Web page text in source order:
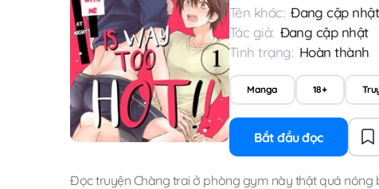
Tên khác: Đang cập nhật
Tác giả: Đang cập nhật
Tình trạng: Hoàn thành
Manga 18+
Bắt đầu đọc
Đọc truyện Chàng trai ở phòng gym này thật quá nóng